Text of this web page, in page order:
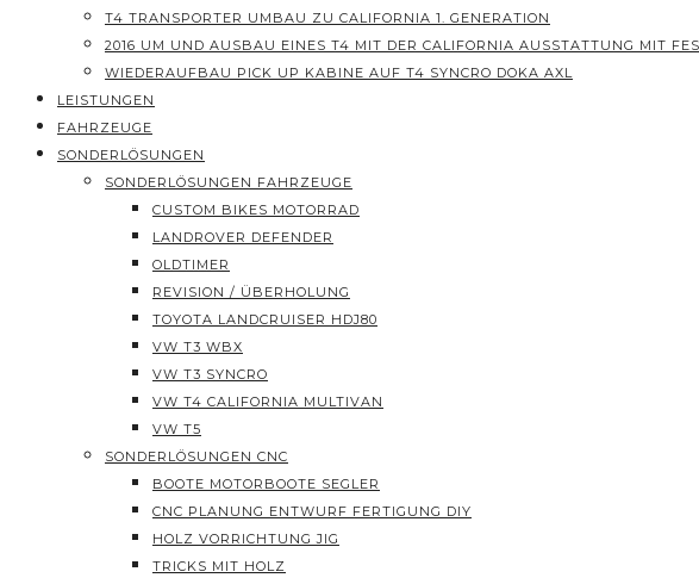
T4 TRANSPORTER UMBAU ZU CALIFORNIA 1. GENERATION
2016 UM UND AUSBAU EINES T4 MIT DER CALIFORNIA AUSSTATTUNG MIT
WIEDERAUFBAU PICK UP KABINE AUF T4 SYNCRO DOKA AXL
LEISTUNGEN
FAHRZEUGE
SONDERLÖSUNGEN
SONDERLÖSUNGEN FAHRZEUGE
CUSTOM BIKES MOTORRAD
LANDROVER DEFENDER
OLDTIMER
REVISION / ÜBERHOLUNG
TOYOTA LANDCRUISER HDJ80
VW T3 WBX
VW T3 SYNCRO
VW T4 CALIFORNIA MULTIVAN
VW T5
SONDERLÖSUNGEN CNC
BOOTE MOTORBOOTE SEGLER
CNC PLANUNG ENTWURF FERTIGUNG DIY
HOLZ VORRICHTUNG JIG
TRICKS MIT HOLZ